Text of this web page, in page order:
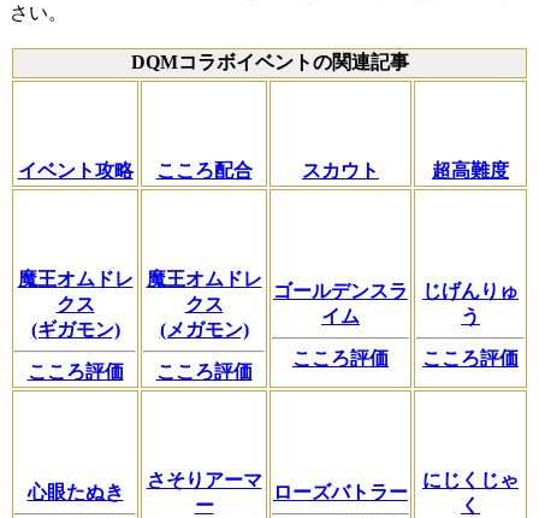
さい。
DQMコラボイベントの関連記事
イベント攻略 こころ配合 スカウト 超高難度
魔王オムドレ
クス
(ギガモン)
こころ評価
魔王オムドレ
クス
(メガモン)
こころ評価
ゴールデンスラ
イム
こころ評価
じげんりゅ
う
こころ評価
心眼たぬき
さそりアーマ
ー
ローズバトラー
にじくじゃ
く